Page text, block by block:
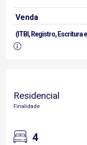
Venda
(ITBI, Registro, Escritura
Residencial
Finalidade
4